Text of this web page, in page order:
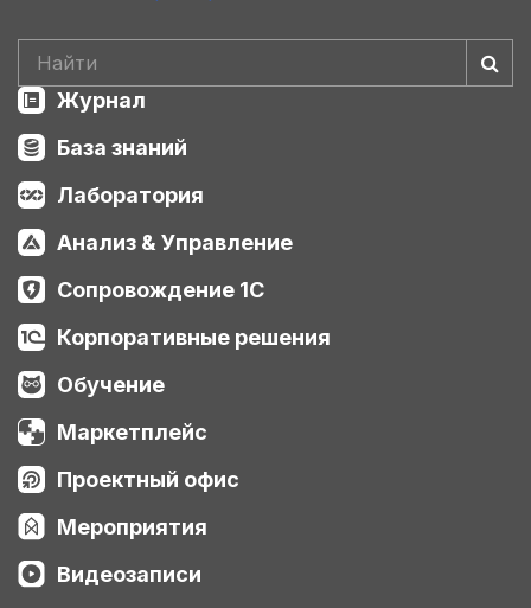
Журнал
База знаний
Лаборатория
Анализ & Управление
Сопровождение 1С
Корпоративные решения
Обучение
Маркетплейс
Проектный офис
Мероприятия
Видеозаписи